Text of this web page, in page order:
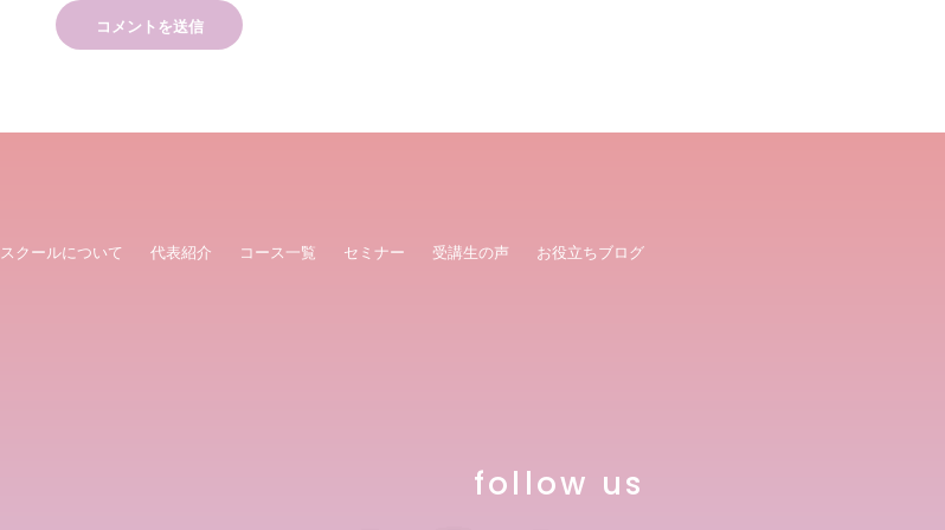
スクールについて 代表紹介 コース一覧 セミナー 受講生の声 お役立ちブログ
follow us